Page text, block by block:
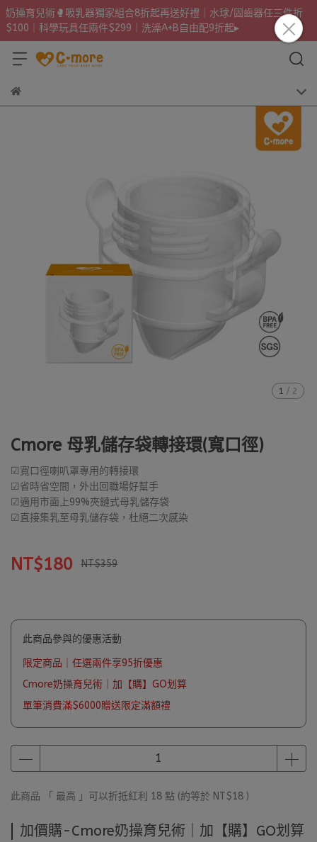
奶操育兒術🥊吸乳器獨家組合8折起再送好禮｜水球/固齒器任三件折
$100｜科學玩具任兩件$299｜洗澡A+B自由配9折起▸
1 / 2
Cmore 母乳儲存袋轉接環(寬口徑)
☑寬口徑喇叭罩專用的轉接環
☑省時省空間，外出回職場好幫手
☑適用市面上99%夾鏈式母乳儲存袋
☑直接集乳至母乳儲存袋，杜絕二次感染
NT$180 NT$359
此商品參與的優惠活動
限定商品｜任選兩件享95折優惠
Cmore奶操育兒術｜加【購】GO划算
單筆消費滿$6000贈送限定滿額禮
此商品 「 最高 」可以折抵紅利 18 點 (約等於 NT$18 )
加價購-Cmore奶操育兒術｜加【購】GO划算